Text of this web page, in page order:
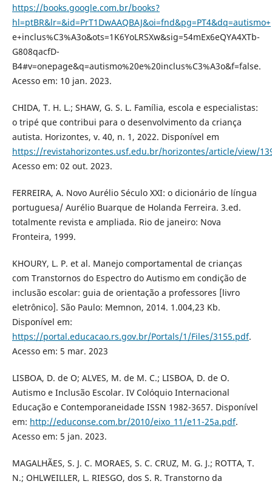
https://books.google.com.br/books?
hl=ptBR&lr=&id=PrT1DwAAQBAJ&oi=fnd&pg=PT4&dq=autismo+
e+inclus%C3%A3o&ots=1K6YoLRSXw&sig=54mEx6eQYA4XTb-
G808qacfD-
B4#v=onepage&q=autismo%20e%20inclus%C3%A3o&f=false.
Acesso em: 10 jan. 2023.
CHIDA, T. H. L.; SHAW, G. S. L. Família, escola e especialistas:
o tripé que contribui para o desenvolvimento da criança
autista. Horizontes, v. 40, n. 1, 2022. Disponível em
https://revistahorizontes.usf.edu.br/horizontes/article/view/
Acesso em: 02 out. 2023.
FERREIRA, A. Novo Aurélio Século XXI: o dicionário de língua
portuguesa/ Aurélio Buarque de Holanda Ferreira. 3.ed.
totalmente revista e ampliada. Rio de janeiro: Nova
Fronteira, 1999.
KHOURY, L. P. et al. Manejo comportamental de crianças
com Transtornos do Espectro do Autismo em condição de
inclusão escolar: guia de orientação a professores [livro
eletrônico]. São Paulo: Memnon, 2014. 1.004,23 Kb.
Disponível em:
https://portal.educacao.rs.gov.br/Portals/1/Files/3155.pdf.
Acesso em: 5 mar. 2023
LISBOA, D. de O; ALVES, M. de M. C.; LISBOA, D. de O.
Autismo e Inclusão Escolar. IV Colóquio Internacional
Educação e Contemporaneidade ISSN 1982-3657. Disponível
em: http://educonse.com.br/2010/eixo_11/e11-25a.pdf.
Acesso em: 5 jan. 2023.
MAGALHÃES, S. J. C. MORAES, S. C. CRUZ, M. G. J.; ROTTA, T.
N.; OHLWEILLER, L. RIESGO, dos S. R. Transtorno da